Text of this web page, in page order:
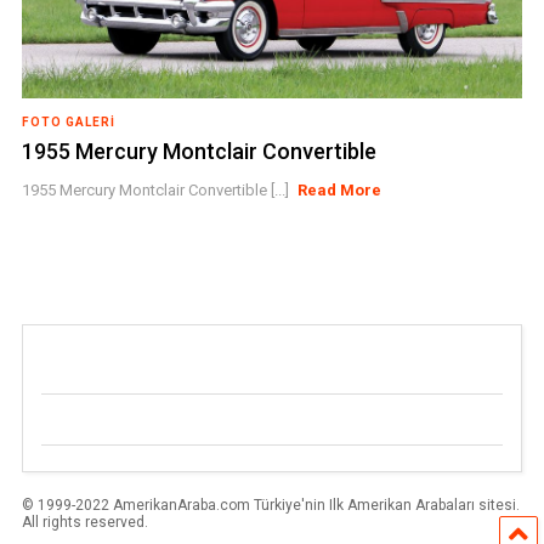
FOTO GALERI
1955 Mercury Montclair Convertible
1955 Mercury Montclair Convertible [...] Read More
© 1999-2022 AmerikanAraba.com Türkiye'nin Ilk Amerikan Arabaları sitesi.
All rights reserved.